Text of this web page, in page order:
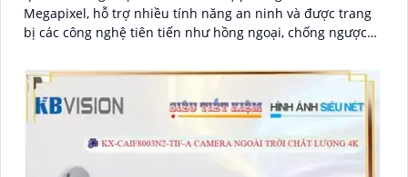
Megapixel, hỗ trợ nhiều tính năng an ninh và được trang
bị các công nghệ tiên tiến như hồng ngoại, chống ngược